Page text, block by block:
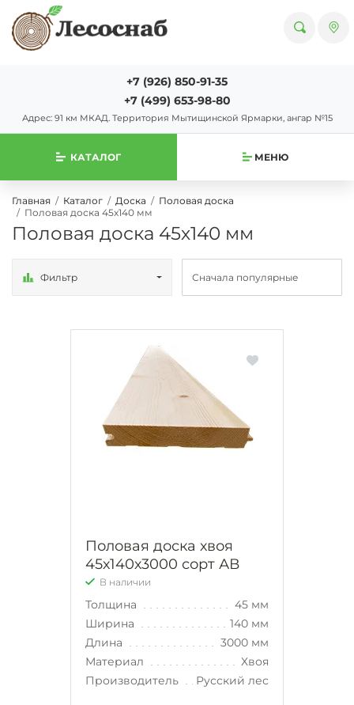
+7 (926) 850-91-35
+7 (499) 653-98-80
Адрес: 91 км МКАД. Территория Мытищинской Ярмарки, ангар №15
КАТАЛОГ МЕНЮ
Главная Каталог Доска
Половая доска
Половая доска 45х140 мм
Половая доска 45х140 мм
Фильтр
Половая доска хвоя
45х140х3000 сорт АВ
В наличии
Толщина
45 мм
Ширина
140 мм
Длина
3000 мм
Материал
Хвоя
Производитель
Русский лес